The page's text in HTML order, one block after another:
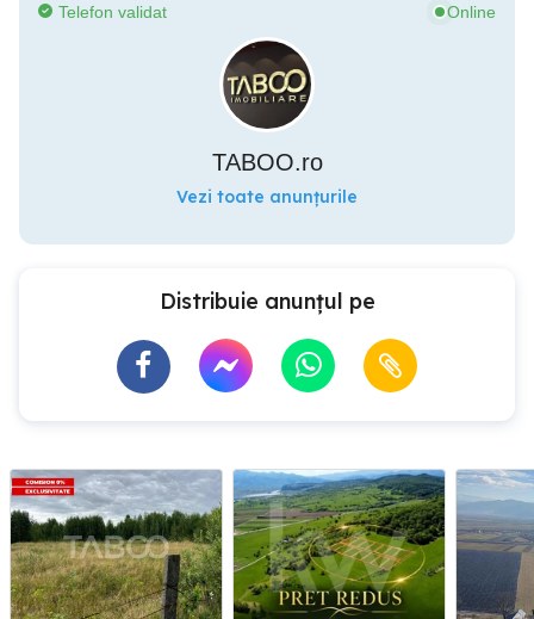
Telefon validat Online
TABOO.ro
Vezi toate anunțurile
Distribuie anunțul pe